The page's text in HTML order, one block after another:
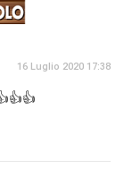
16 Luglio 2020 17:38